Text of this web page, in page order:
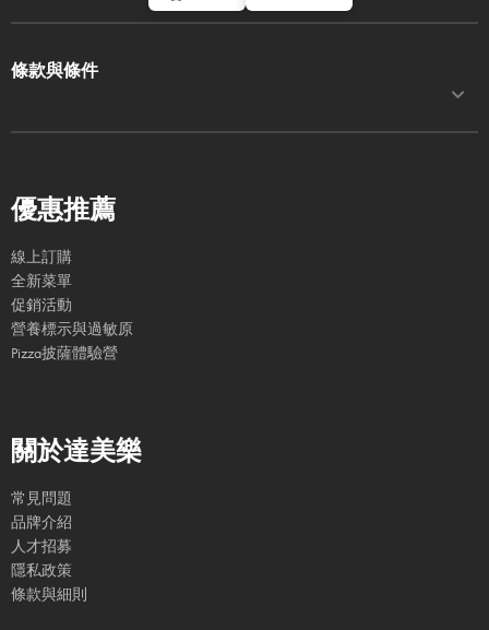
條款與條件
優惠推薦
線上訂購
全新菜單
促銷活動
營養標示與過敏原
Pizza披薩體驗營
關於達美樂
常見問題
品牌介紹
人才招募
隱私政策
條款與細則